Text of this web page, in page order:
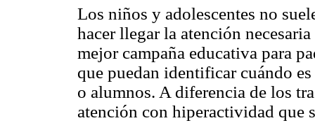
Los niños y adolescentes no
hacer llegar la atención
mejor campaña educativa para
que puedan identificar cuándo
o alumnos. A diferencia de los
atención con hiperactividad que